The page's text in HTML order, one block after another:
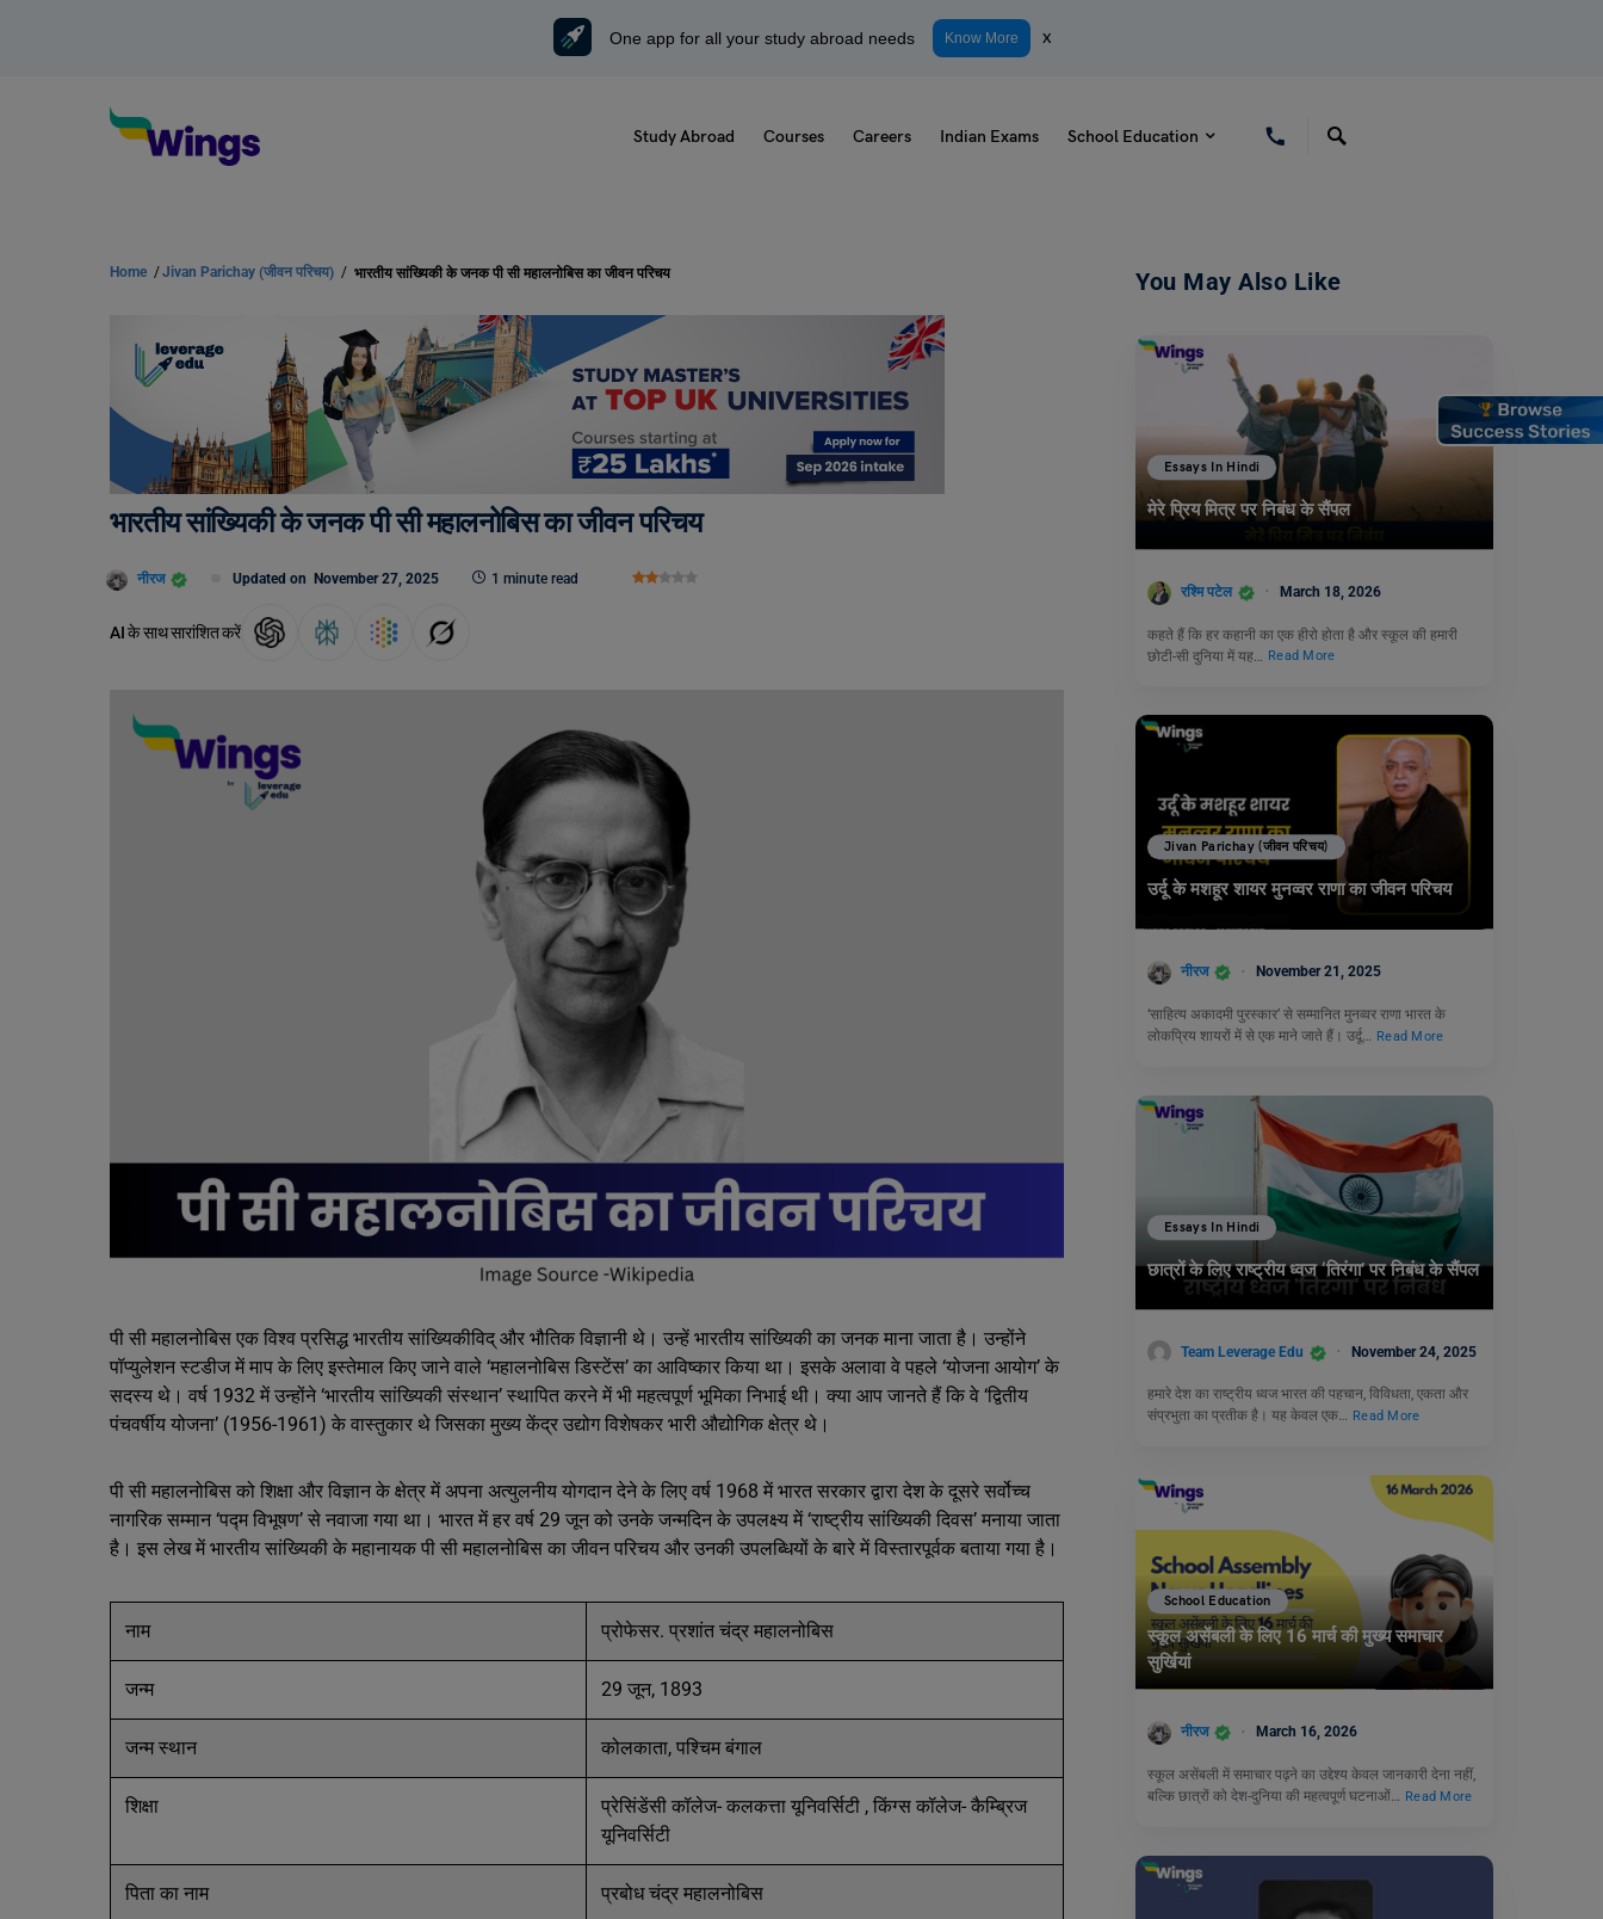
One app for all your study abroad needs Know More x
Study Abroad Courses Careers Indian Exams School Education
Home /Jivan Parichay (जीवन परिचय) / भारतीय सांख्यिकी के जनक पी सी महालनोबिस का जीवन परिचय
भारतीय सांख्यिकी के जनक पी सी महालनोबिस का जीवन परिचय
नीरज Updated on November 27, 2025 1 minute read
AI के साथ सारांशित करें
पी सी महालनोबिस एक विश्व प्रसिद्ध भारतीय सांख्यिकीविद् और भौतिक विज्ञानी थे। उन्हें भारतीय सांख्यिकी का जनक माना जाता है। उन्होंने
पॉप्युलेशन स्टडीज में माप के लिए इस्तेमाल किए जाने वाले ‘महालनोबिस डिस्टेंस’ का आविष्कार किया था। इसके अलावा वे पहले ‘योजना आयोग’ के
सदस्य थे। वर्ष 1932 में उन्होंने ‘भारतीय सांख्यिकी संस्थान’ स्थापित करने में भी महत्वपूर्ण भूमिका निभाई थी। क्या आप जानते हैं कि वे ‘द्वितीय
पंचवर्षीय योजना’ (1956-1961) के वास्तुकार थे जिसका मुख्य केंद्र उद्योग विशेषकर भारी औद्योगिक क्षेत्र थे।
पी सी महालनोबिस को शिक्षा और विज्ञान के क्षेत्र में अपना अत्युलनीय योगदान देने के लिए वर्ष 1968 में भारत सरकार द्वारा देश के दूसरे सर्वोच्च
नागरिक सम्मान ‘पद्म विभूषण’ से नवाजा गया था। भारत में हर वर्ष 29 जून को उनके जन्मदिन के उपलक्ष्य में ‘राष्ट्रीय सांख्यिकी दिवस’ मनाया जाता
है। इस लेख में भारतीय सांख्यिकी के महानायक पी सी महालनोबिस का जीवन परिचय और उनकी उपलब्धियों के बारे में विस्तारपूर्वक बताया गया है।
नाम प्रोफेसर. प्रशांत चंद्र महालनोबिस
जन्म 29 जून, 1893
जन्म स्थान कोलकाता, पश्चिम बंगाल
शिक्षा
प्रेसिंडेंसी कॉलेज- कलकत्ता यूनिवर्सिटी , किंग्स कॉलेज- कैम्ब्रिज
यूनिवर्सिटी
पिता का नाम प्रबोध चंद्र महालनोबिस
You May Also Like
Essays In Hindi
मेरे प्रिय मित्र पर निबंध के सैंपल
रश्मि पटेल March 18, 2026
कहते हैं कि हर कहानी का एक हीरो होता है और स्कूल की हमारी
छोटी-सी दुनिया में यह…
Read More
Jivan Parichay (जीवन परिचय)
उर्दू के मशहूर शायर मुनव्वर राणा का जीवन परिचय
नीरज November 21, 2025
‘साहित्य अकादमी पुरस्कार’ से सम्मानित मुनव्वर राणा भारत के
लोकप्रिय शायरों में से एक माने जाते हैं। उर्दू… Read More
Essays In Hindi
छात्रों के लिए राष्ट्रीय ध्वज ‘तिरंगा’ पर निबंध के सैंपल
Team Leverage Edu November 24, 2025
हमारे देश का राष्ट्रीय ध्वज भारत की पहचान, विविधता, एकता और
संप्रभुता का प्रतीक है। यह केवल एक… Read More
School Education
स्कूल असेंबली के लिए 16 मार्च की मुख्य समाचार
सुर्खियां
नीरज March 16, 2026
स्कूल असेंबली में समाचार पढ़ने का उद्देश्य केवल जानकारी देना नहीं,
बल्कि छात्रों को देश-दुनिया की महत्वपूर्ण घटनाओं…
Read More